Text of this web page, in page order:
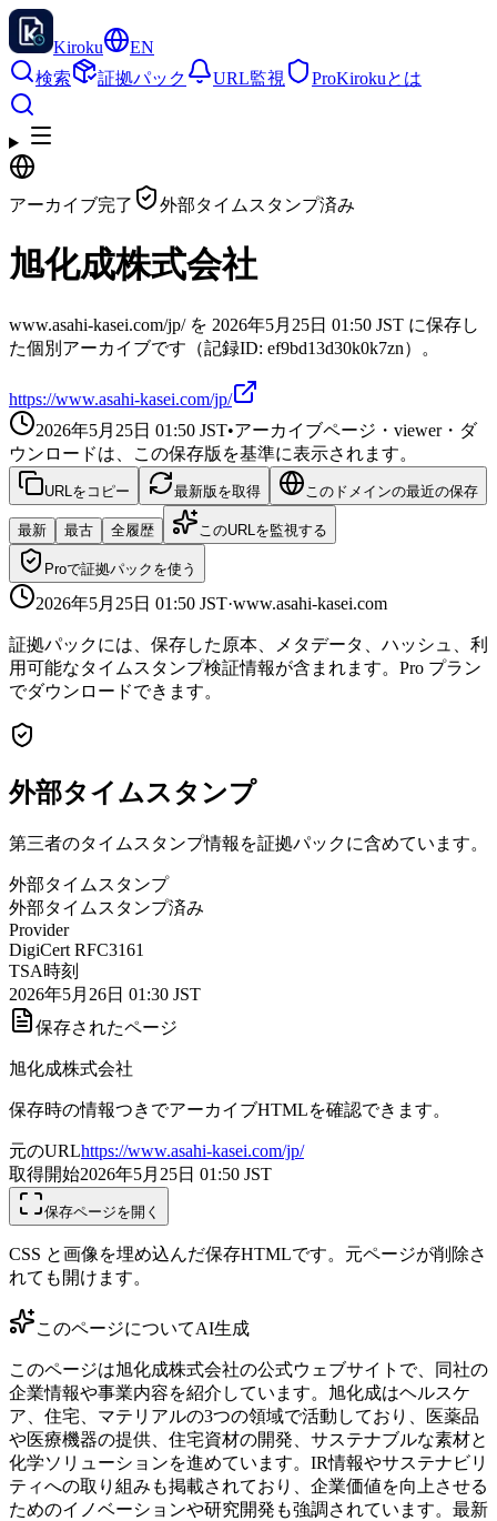
Kiroku
EN
検索
証拠パック URL監視 ProKirokuとは
アーカイブ完了 外部タイムスタンプ済み
旭化成株式会社
www.asahi-kasei.com/jp/ を 2026年5月25日 01:50 JST に保存し
た個別アーカイブです（記録ID: ef9bd13d30k0k7zn）。
https://www.asahi-kasei.com/jp/
2026年5月25日 01:50 JST•アーカイブページ・viewer・ダ
ウンロードは、この保存版を基準に表示されます。
URLをコピー 最新版を取得 このドメインの最近の保存
最新 最古 全履歴 このURLを監視する
Proで証拠パックを使う
2026年5月25日 01:50 JST·www.asahi-kasei.com
証拠パックには、保存した原本、メタデータ、ハッシュ、利
用可能なタイムスタンプ検証情報が含まれます。Pro プラン
でダウンロードできます。
外部タイムスタンプ
第三者のタイムスタンプ情報を証拠パックに含めています。
外部タイムスタンプ
外部タイムスタンプ済み
Provider
DigiCert RFC3161
TSA時刻
2026年5月26日 01:30 JST
保存されたページ
旭化成株式会社
保存時の情報つきでアーカイブHTMLを確認できます。
元のURLhttps://www.asahi-kasei.com/jp/
取得開始2026年5月25日 01:50 JST
保存ページを開く
CSS と画像を埋め込んだ保存HTMLです。元ページが削除さ
れても開けます。
このページについてAI生成
このページは旭化成株式会社の公式ウェブサイトで、同社の
企業情報や事業内容を紹介しています。旭化成はヘルスケ
ア、住宅、マテリアルの3つの領域で活動しており、医薬品
や医療機器の提供、住宅資材の開発、サステナブルな素材と
化学ソリューションを進めています。IR情報やサステナビリ
ティへの取り組みも掲載されており、企業価値を向上させる
ためのイノベーションや研究開発も強調されています。最新